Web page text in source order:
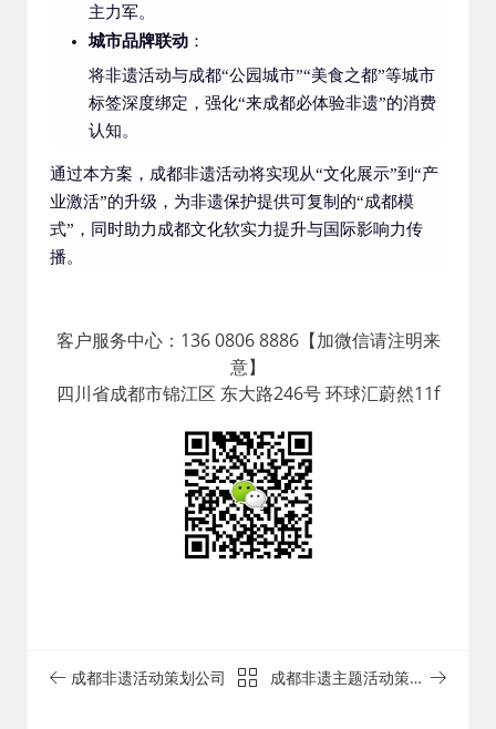
主力军。
城市品牌联动 ：
将非遗活动与成都“公园城市”“美食之都”等城市
标签深度绑定，强化“来成都必体验非遗”的消费
认知。
通过本方案，成都非遗活动将实现从“文化展示”到“产
业激活”的升级，为非遗保护提供可复制的“成都模
式”，同时助力成都文化软实力提升与国际影响力传
播。
客户服务中心：136 0806 8886【加微信请注明来
意】
四川省成都市锦江区 东大路246号 环球汇蔚然11f
成都非遗活动策划公司
成都非遗主题活动策划